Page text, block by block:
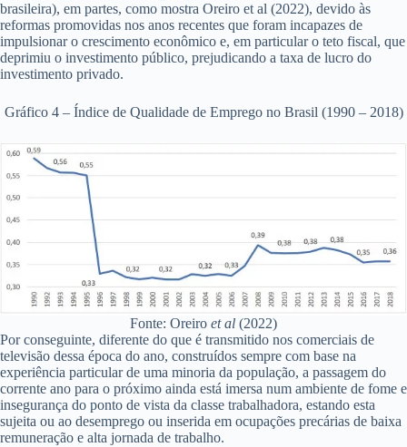
brasileira), em partes, como mostra Oreiro et al (2022), devido às
reformas promovidas nos anos recentes que foram incapazes de
impulsionar o crescimento econômico e, em particular o teto fiscal, que
deprimiu o investimento público, prejudicando a taxa de lucro do
investimento privado.
Gráfico 4 – Índice de Qualidade de Emprego no Brasil (1990 – 2018)
Fonte: Oreiro et al (2022)
Por conseguinte, diferente do que é transmitido nos comerciais de
televisão dessa época do ano, construídos sempre com base na
experiência particular de uma minoria da população, a passagem do
corrente ano para o próximo ainda está imersa num ambiente de fome e
insegurança do ponto de vista da classe trabalhadora, estando esta
sujeita ou ao desemprego ou inserida em ocupações precárias de baixa
remuneração e alta jornada de trabalho.